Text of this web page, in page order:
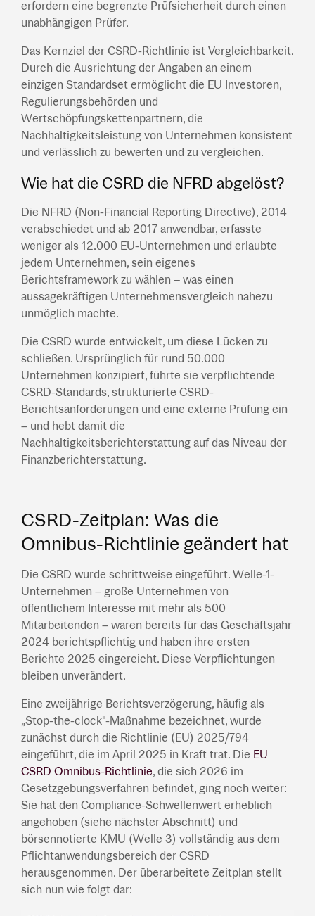
erfordern eine begrenzte Prüfsicherheit durch einen
unabhängigen Prüfer.
Das Kernziel der CSRD-Richtlinie ist Vergleichbarkeit.
Durch die Ausrichtung der Angaben an einem
einzigen Standardset ermöglicht die EU Investoren,
Regulierungsbehörden und
Wertschöpfungskettenpartnern, die
Nachhaltigkeitsleistung von Unternehmen konsistent
und verlässlich zu bewerten und zu vergleichen.
Wie hat die CSRD die NFRD abgelöst?
Die NFRD (Non-Financial Reporting Directive), 2014
verabschiedet und ab 2017 anwendbar, erfasste
weniger als 12.000 EU-Unternehmen und erlaubte
jedem Unternehmen, sein eigenes
Berichtsframework zu wählen – was einen
aussagekräftigen Unternehmensvergleich nahezu
unmöglich machte.
Die CSRD wurde entwickelt, um diese Lücken zu
schließen. Ursprünglich für rund 50.000
Unternehmen konzipiert, führte sie verpflichtende
CSRD-Standards, strukturierte CSRD-
Berichtsanforderungen und eine externe Prüfung ein
– und hebt damit die
Nachhaltigkeitsberichterstattung auf das Niveau der
Finanzberichterstattung.
CSRD-Zeitplan: Was die
Omnibus-Richtlinie geändert hat
Die CSRD wurde schrittweise eingeführt. Welle-1-
Unternehmen – große Unternehmen von
öffentlichem Interesse mit mehr als 500
Mitarbeitenden – waren bereits für das Geschäftsjahr
2024 berichtspflichtig und haben ihre ersten
Berichte 2025 eingereicht. Diese Verpflichtungen
bleiben unverändert.
Eine zweijährige Berichtsverzögerung, häufig als
„Stop-the-clock"-Maßnahme bezeichnet, wurde
zunächst durch die Richtlinie (EU) 2025/794
eingeführt, die im April 2025 in Kraft trat. Die EU
CSRD Omnibus-Richtlinie, die sich 2026 im
Gesetzgebungsverfahren befindet, ging noch weiter:
Sie hat den Compliance-Schwellenwert erheblich
angehoben (siehe nächster Abschnitt) und
börsennotierte KMU (Welle 3) vollständig aus dem
Pflichtanwendungsbereich der CSRD
herausgenommen. Der überarbeitete Zeitplan stellt
sich nun wie folgt dar: